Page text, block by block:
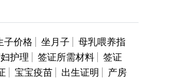
子价格 坐月子
母乳喂养指
护理 签证所需材料
签证
宝宝疫苗 出生证明
产房